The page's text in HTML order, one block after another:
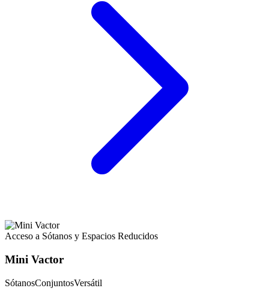
Acceso a Sótanos y Espacios Reducidos
Mini Vactor
SótanosConjuntosVersátil